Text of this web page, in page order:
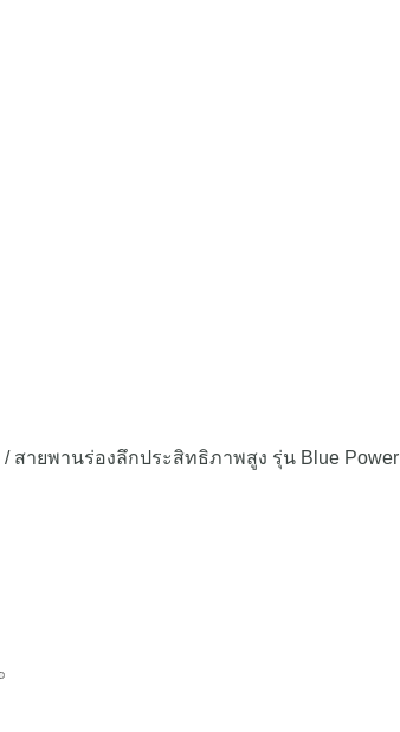
/สายพานร่องลึกประสิทธิภาพสูง รุ่น Blue Power